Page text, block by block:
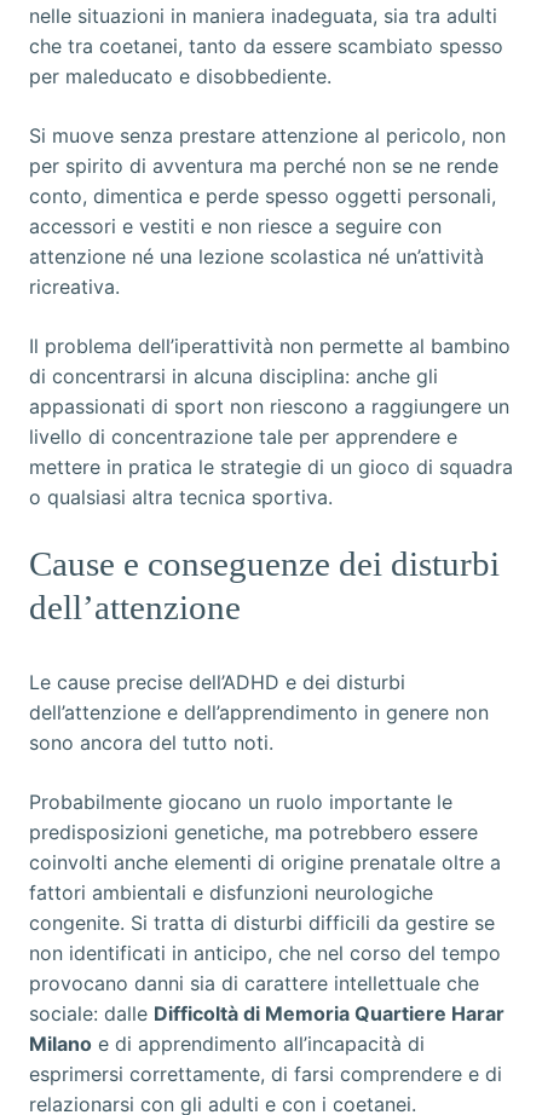
nelle situazioni in maniera inadeguata, sia tra adulti
che tra coetanei, tanto da essere scambiato spesso
per maleducato e disobbediente.
Si muove senza prestare attenzione al pericolo, non
per spirito di avventura ma perché non se ne rende
conto, dimentica e perde spesso oggetti personali,
accessori e vestiti e non riesce a seguire con
attenzione né una lezione scolastica né un’attività
ricreativa.
Il problema dell’iperattività non permette al bambino
di concentrarsi in alcuna disciplina: anche gli
appassionati di sport non riescono a raggiungere un
livello di concentrazione tale per apprendere e
mettere in pratica le strategie di un gioco di squadra
o qualsiasi altra tecnica sportiva.
Cause e conseguenze dei disturbi
dell’attenzione
Le cause precise dell’ADHD e dei disturbi
dell’attenzione e dell’apprendimento in genere non
sono ancora del tutto noti.
Probabilmente giocano un ruolo importante le
predisposizioni genetiche, ma potrebbero essere
coinvolti anche elementi di origine prenatale oltre a
fattori ambientali e disfunzioni neurologiche
congenite. Si tratta di disturbi difficili da gestire se
non identificati in anticipo, che nel corso del tempo
provocano danni sia di carattere intellettuale che
sociale: dalle Difficoltà di Memoria Quartiere Harar
Milano e di apprendimento all’incapacità di
esprimersi correttamente, di farsi comprendere e di
relazionarsi con gli adulti e con i coetanei.